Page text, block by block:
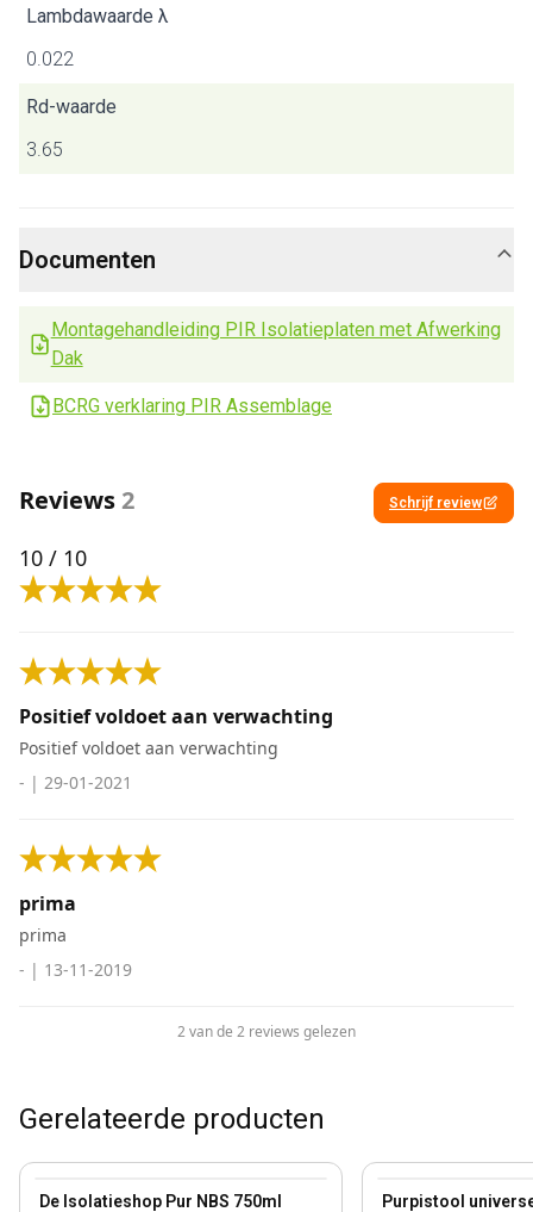
Lambdawaarde λ
0.022
Rd-waarde
3.65
Documenten
Montagehandleiding PIR Isolatieplaten met Afwerking
Dak
BCRG verklaring PIR Assemblage
Reviews2 Schrijf review
10 / 10
Positief voldoet aan verwachting
Positief voldoet aan verwachting
- | 29-01-2021
prima
prima
- | 13-11-2019
2 van de 2 reviews gelezen
Gerelateerde producten
De Isolatieshop Pur NBS 750ml
View product Purpistool
View product